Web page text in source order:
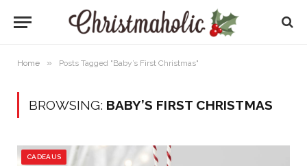
Home » Posts Tagged "Baby’s First Christmas"
BROWSING: BABY’S FIRST CHRISTMAS
CADEAUS